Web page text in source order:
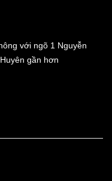
với ngõ 1 Nguyễn
gần hơn